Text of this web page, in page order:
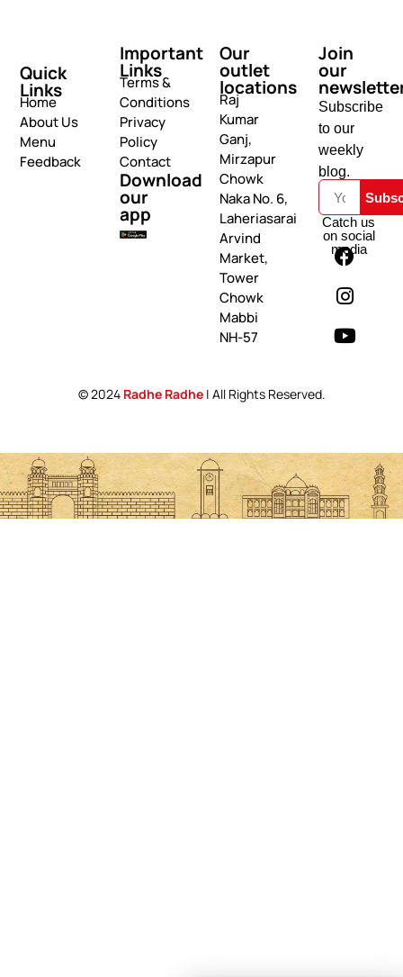
Quick
Links
Home
About Us
Menu
Feedback
Important
Links
Terms &
Conditions
Privacy
Policy
Contact
Download
our
app
Our
outlet
locations
Raj
Kumar
Ganj,
Mirzapur
Chowk
Naka No. 6,
Laheriasarai
Arvind
Market,
Tower
Chowk
Mabbi
NH-57
Join
our
Subscribe
to our
weekly
blog.
Catch us
on social
media
© 2024 Radhe Radhe | All Rights Reserved.